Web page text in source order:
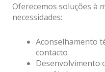
Oferecemos soluções à
necessidades:
Aconselhamento
contacto
Desenvolvimento